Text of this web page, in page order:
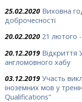
25.02.2020 Виховна
доброчесності
20.02.2020 21 лютого
20.12.2019 Відкриття
англомовного хабу
03.12.2019 Участь
іноземних мов у
Qualifications"